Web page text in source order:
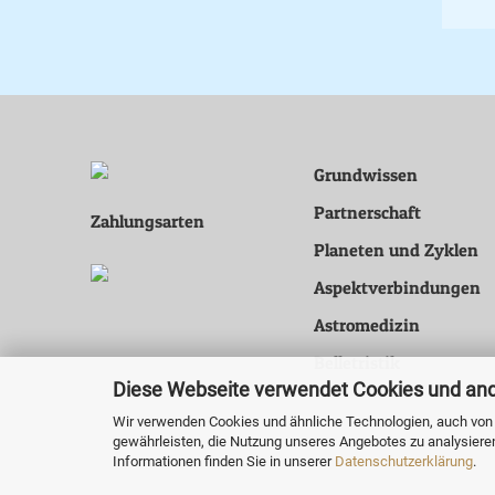
Diese Webseite verwendet Cookies und
Wir verwenden Cookies und ähnliche Technologien, auch
gewährleisten, die Nutzung unseres Angebotes zu
Informationen finden Sie in unserer Datenschutzerklärung.
Zahlungsarten
Grundwissen
Partnerschaft
Planeten und Zyklen
Aspektverbindungen
Astromedizin
Belletristik